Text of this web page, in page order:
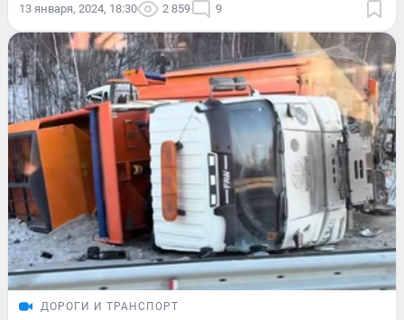
13 января, 2024, 18:30 2 859 9
ДОРОГИ И ТРАНСПОРТ